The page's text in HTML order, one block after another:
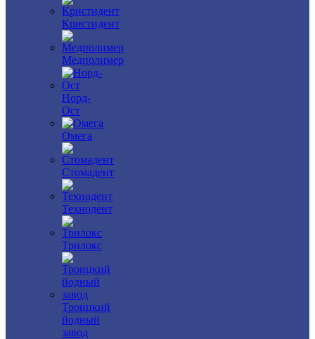
Кристидент
Медполимер
Норд-
Ост
Омега
Стомадент
Технодент
Трилокс
Троицкий
йодный
завод